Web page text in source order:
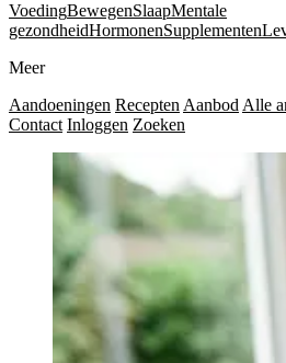
VoedingBewegenSlaapMentale
gezondheidHormonenSupplementen
Meer
Aandoeningen Recepten Aanbod Alle
Contact Inloggen Zoeken